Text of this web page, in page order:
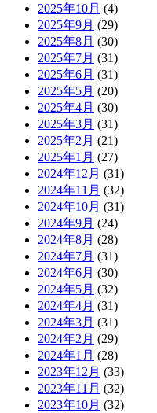
2025年10月 (4)
2025年9月 (29)
2025年8月 (30)
2025年7月 (31)
2025年6月 (31)
2025年5月 (20)
2025年4月 (30)
2025年3月 (31)
2025年2月 (21)
2025年1月 (27)
2024年12月 (31)
2024年11月 (32)
2024年10月 (31)
2024年9月 (24)
2024年8月 (28)
2024年7月 (31)
2024年6月 (30)
2024年5月 (32)
2024年4月 (31)
2024年3月 (31)
2024年2月 (29)
2024年1月 (28)
2023年12月 (33)
2023年11月 (32)
2023年10月 (32)